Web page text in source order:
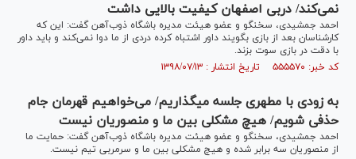
نمی‌کند/ دربی اصفهان کیفیت بالایی داشت
احمد جمشیدی، سخنگو و عضو هیئت مدیره باشگاه ذوب‌آهن گفت: این که
کارشناسان بعد از بازی بگویند داور اشتباه کرده دردی از ما دوا نمی‌کند و باید داور
با دقت در بازی سوت بزند.
کد خبر: ۵۵۵۵۷۰ تاریخ انتشار : ۱۳۹۸/۰۷/۱۳
به زودی با مطهری جلسه می‎گذاریم/ می‌خواهیم قهرمان جام
حذفی شویم/ هیچ مشکلی بین ما و منصوریان نیست
احمد جمشیدی، سخنگو و عضو هیئت مدیره باشگاه ذوب‌آهن گفت: حمایت ما
از منصوریان سه برابر شده و هیچ مشکلی بین ما و سرمربی تیم نیست.